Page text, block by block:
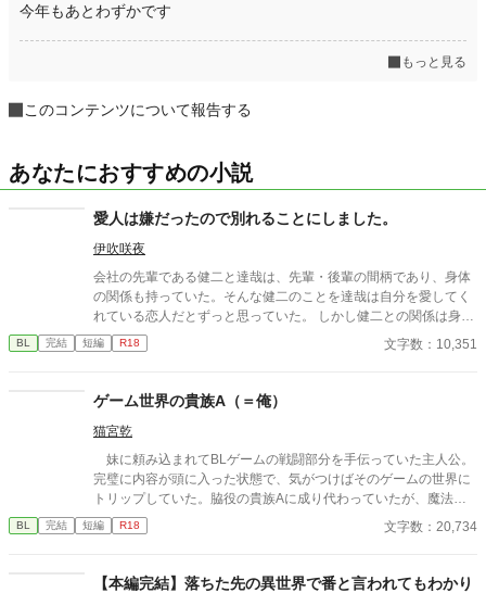
今年もあとわずかです
もっと見る
このコンテンツについて報告する
あなたにおすすめの小説
愛人は嫌だったので別れることにしました。
伊吹咲夜
会社の先輩である健二と達哉は、先輩・後輩の間柄であり、身体
の関係も持っていた。そんな健二のことを達哉は自分を愛してく
れている恋人だとずっと思っていた。 しかし健二との関係は身体
だけで、それ以上のことはない。疑問に思っていた日、健二が結
婚したと朝礼で報告が。健二は達哉のことを愛してはいなかった
BL 完結 短編 R18 文字数：10,351
ゲーム世界の貴族A（＝俺）
猫宮乾
妹に頼み込まれてBLゲームの戦闘部分を手伝っていた主人公。
完璧に内容が頭に入った状態で、気がつけばそのゲームの世界に
トリップしていた。脇役の貴族Aに成り代わっていたが、魔法が
使えて楽しすぎた！ が、BLゲームの世界だって事を忘れてい
た。
BL 完結 短編 R18 文字数：20,734
【本編完結】落ちた先の異世界で番と言われてもわかり